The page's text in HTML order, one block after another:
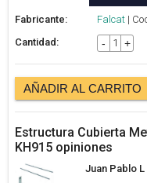
Fabricante:
Falcat |
Cantidad:
- +
AÑADIR AL CARRITO
Estructura Cubierta
KH915 opiniones
Juan Pablo L